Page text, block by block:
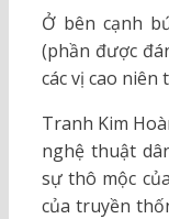
Ở bên cạnh
(phần được
các vị cao
Tranh Kim
nghệ thuật
sự thô mộc
của truyền